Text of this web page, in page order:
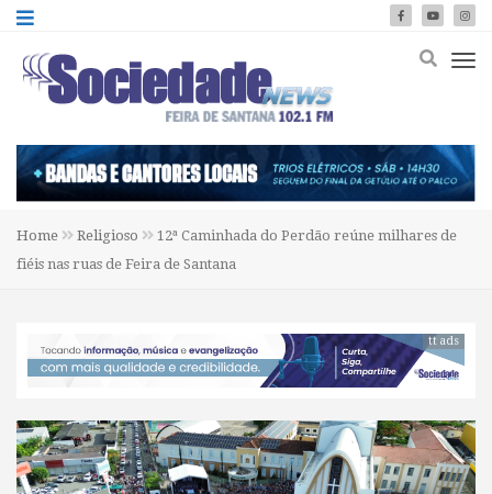
Home Religioso
12ª Caminhada do Perdão reúne milhares de
fiéis nas ruas de Feira de Santana
tt ads